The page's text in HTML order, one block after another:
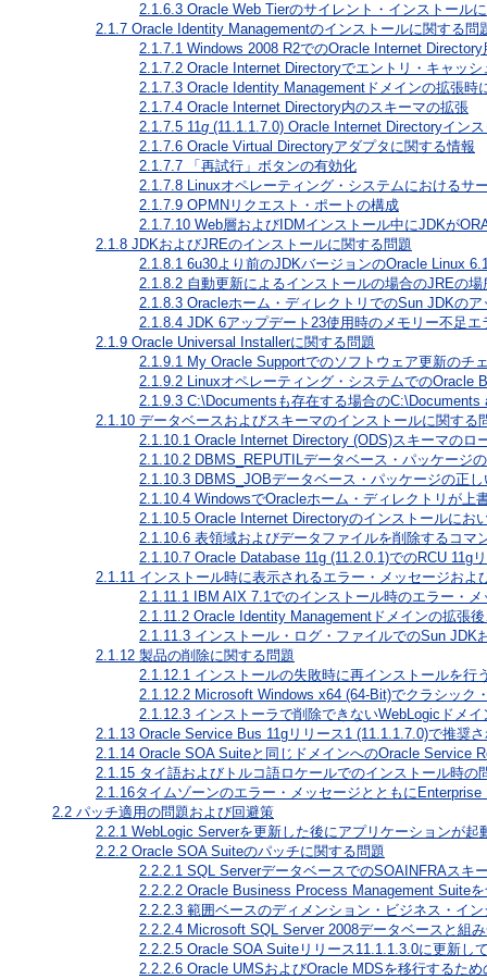
2.1.6.3 Oracle Web Tierのサイレント・インストール
2.1.7 Oracle Identity Managementのインストールに関する問
2.1.7.1 Windows 2008 R2でのOracle Internet
2.1.7.2 Oracle Internet Directoryでエントリ・キャッ
2.1.7.3 Oracle Identity Managementドメインの拡張時
2.1.7.4 Oracle Internet Directory内のスキーマの拡張
2.1.7.5 11g (11.1.1.7.0) Oracle Internet Directoryイン
2.1.7.6 Oracle Virtual Directoryアダプタに関する情報
2.1.7.7 「再試行」ボタンの有効化
2.1.7.8 Linuxオペレーティング・システムにおけるサ
2.1.7.9 OPMNリクエスト・ポートの構成
2.1.7.10 Web層およびIDMインストール中にJDKが
2.1.8 JDKおよびJREのインストールに関する問題
2.1.8.1 6u30より前のJDKバージョンのOracle Linux
2.1.8.2 自動更新によるインストールの場合のJREの場
2.1.8.3 Oracleホーム・ディレクトリでのSun JDKのア
2.1.8.4 JDK 6アップデート23使用時のメモリー不足エ
2.1.9 Oracle Universal Installerに関する問題
2.1.9.1 My Oracle Supportでのソフトウェア更新のチ
2.1.9.2 Linuxオペレーティング・システムでのOracle
2.1.9.3 C:\Documentsも存在する場合の
2.1.10 データベースおよびスキーマのインストールに関する
2.1.10.1 Oracle Internet Directory (ODS)スキーマのロ
2.1.10.2 DBMS_REPUTILデータベース・パッケージ
2.1.10.3 DBMS_JOBデータベース・パッケージの正
2.1.10.4 WindowsでOracleホーム・ディレクトリが上
2.1.10.5 Oracle Internet Directoryのインストールにお
2.1.10.6 表領域およびデータファイルを削除するコマ
2.1.10.7 Oracle Database 11g (11.2.0.1)でのRCU 11g
2.1.11 インストール時に表示されるエラー・メッセージおよ
2.1.11.1 IBM AIX 7.1でのインストール時のエラー・メ
2.1.11.2 Oracle Identity Managementドメインの拡張
2.1.11.3 インストール・ログ・ファイルでのSun JDK
2.1.12 製品の削除に関する問題
2.1.12.1 インストールの失敗時に再インストールを行
2.1.12.2 Microsoft Windows x64 (64-Bit)でクラシック
2.1.12.3 インストーラで削除できないWebLogicドメイ
2.1.13 Oracle Service Bus 11gリリース1 (11.1.1.7.0)で推奨
2.1.14 Oracle SOA Suiteと同じドメインへのOracle Service
2.1.15 タイ語およびトルコ語ロケールでのインストール時の
2.1.16タイムゾーンのエラー・メッセージとともに
2.2 パッチ適用の問題および回避策
2.2.1 WebLogic Serverを更新した後にアプリケーションが起
2.2.2 Oracle SOA Suiteのパッチに関する問題
2.2.2.1 SQL ServerデータベースでのSOAINFRAスキ
2.2.2.2 Oracle Business Process Management Suite
2.2.2.3 範囲ベースのディメンション・ビジネス・イ
2.2.2.4 Microsoft SQL Server 2008データベースと組
2.2.2.5 Oracle SOA Suiteリリース11.1.1.3.0に更新し
2.2.2.6 Oracle UMSおよびOracle MDSを移行するため